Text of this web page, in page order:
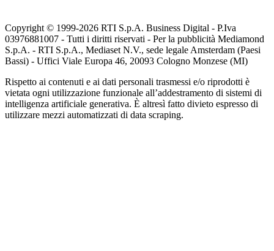
Copyright © 1999-2026 RTI S.p.A. Business Digital - P.Iva
03976881007 - Tutti i diritti riservati - Per la pubblicità Mediamond
S.p.A. - RTI S.p.A., Mediaset N.V., sede legale Amsterdam (Paesi
Bassi) - Uffici Viale Europa 46, 20093 Cologno Monzese (MI)
Rispetto ai contenuti e ai dati personali trasmessi e/o riprodotti è
vietata ogni utilizzazione funzionale all’addestramento di sistemi di
intelligenza artificiale generativa. È altresì fatto divieto espresso di
utilizzare mezzi automatizzati di data scraping.